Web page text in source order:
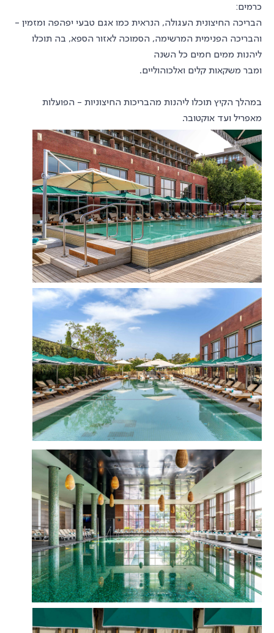
כרמים:
הבריכה החיצונית העגולה, הנראית כמו אגם טבעי יפהפה ומזמין -
והבריכה הפנימית המרשימה, הסמוכה לאזור הספא, בה תוכלו
ליהנות ממים חמים כל השנה
ומבר משקאות קלים ואלכוהוליים.
במהלך הקיץ תוכלו ליהנות מהבריכות החיצוניות - הפועלות
מאפריל ועד אוקטובר.